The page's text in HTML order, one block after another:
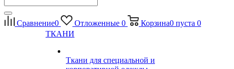
Сравнение0 Отложенные 0 Корзина0 пуста 0
ТКАНИ
Ткани для специальной и